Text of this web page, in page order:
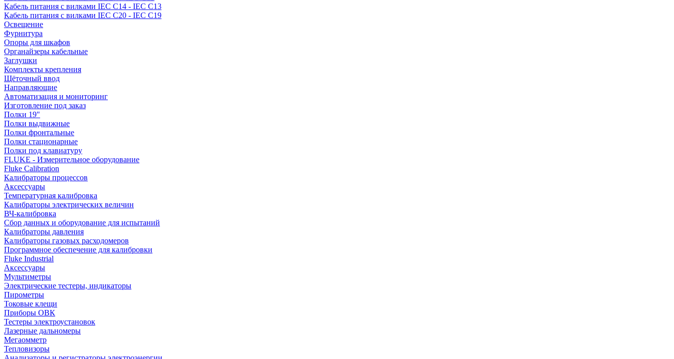
Кабель питания с вилками IEC C14 - IEC C13
Кабель питания с вилками IEC C20 - IEC C19
Освещение
Фурнитура
Опоры для шкафов
Органайзеры кабельные
Заглушки
Комплекты крепления
Щёточный ввод
Направляющие
Автоматизация и мониторинг
Изготовление под заказ
Полки 19"
Полки выдвижные
Полки фронтальные
Полки стационарные
Полки под клавиатуру
FLUKE - Измерительное оборудование
Fluke Calibration
Калибраторы процессов
Аксессуары
Температурная калибровка
Калибраторы электрических величин
ВЧ-калибровка
Сбор данных и оборудование для испытаний
Калибраторы давления
Калибраторы газовых расходомеров
Программное обеспечение для калибровки
Fluke Industrial
Аксессуары
Мультиметры
Электрические тестеры, индикаторы
Пирометры
Токовые клещи
Приборы ОВК
Тестеры электроустановок
Лазерные дальномеры
Мегаомметр
Тепловизоры